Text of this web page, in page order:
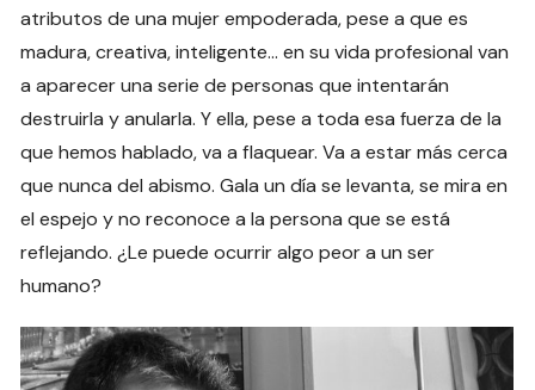
atributos de una mujer empoderada, pese a que es
madura, creativa, inteligente… en su vida profesional van
a aparecer una serie de personas que intentarán
destruirla y anularla. Y ella, pese a toda esa fuerza de la
que hemos hablado, va a flaquear. Va a estar más cerca
que nunca del abismo. Gala un día se levanta, se mira en
el espejo y no reconoce a la persona que se está
reflejando. ¿Le puede ocurrir algo peor a un ser
humano?